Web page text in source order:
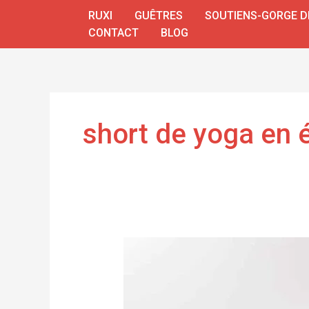
RUXI GUÊTRES SOUTIENS-GORGE
CONTACT
BLOG
short de yoga en